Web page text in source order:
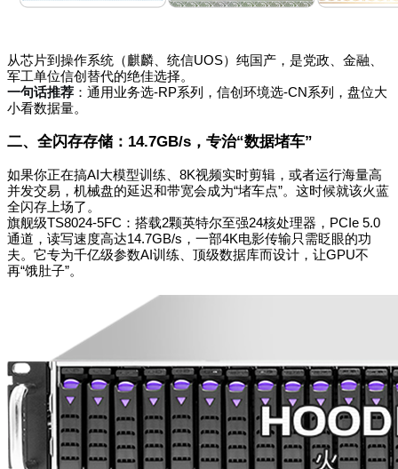
从芯片到操作系统（麒麟、统信UOS）纯国产，是党政、金融、
军工单位信创替代的绝佳选择。
一句话推荐 ：通用业务选-RP系列，信创环境选-CN系列，盘位大
小看数据量。
二、全闪存存储：14.7GB/s，专治“数据堵车”
如果你正在搞AI大模型训练、8K视频实时剪辑，或者运行海量高
并发交易，机械盘的延迟和带宽会成为“堵车点”。这时候就该火蓝
全闪存上场了。
旗舰级TS8024-5FC：搭载2颗英特尔至强24核处理器，PCIe 5.0
通道，读写速度高达14.7GB/s，一部4K电影传输只需眨眼的功
夫。它专为千亿级参数AI训练、顶级数据库而设计，让GPU不
再“饿肚子”。